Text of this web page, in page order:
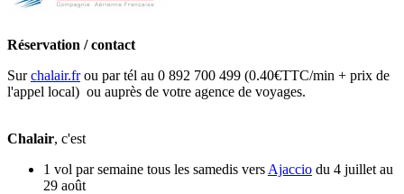
Réservation / contact
Surchalair.frou par tél au 0 892 700 499 (0.40€TTC/min + prix de
l'appel local) ou auprès de votre agence de voyages.
Chalair, c'est
1 vol par semaine tous les samedis vers Ajaccio du 4 juillet au
29 août